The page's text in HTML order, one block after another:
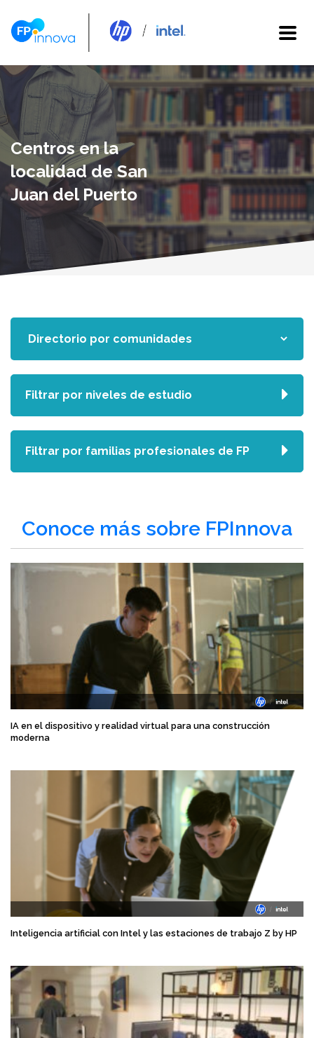
Centros en la
localidad de San
Juan del Puerto
Conoce más sobre FPInnova
IA en el dispositivo y realidad virtual para una construcción
moderna
Inteligencia artificial con Intel y las estaciones de trabajo Z by HP
Filtrar por niveles de estudio
Filtrar por familias profesionales de FP